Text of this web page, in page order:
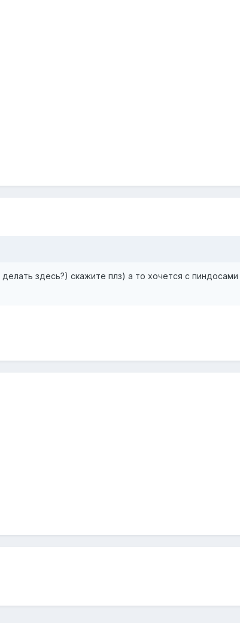
здесь?) скажите плз) а то хочется с пиндосами